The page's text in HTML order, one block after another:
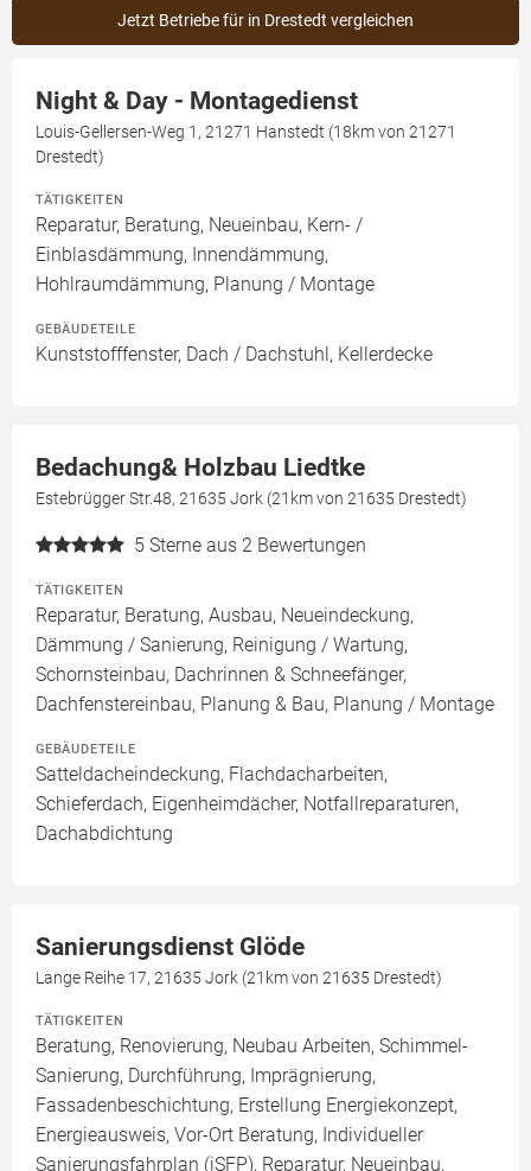
Jetzt Betriebe für in Drestedt vergleichen
Night & Day - Montagedienst
Louis-Gellersen-Weg 1, 21271 Hanstedt (18km von 21271
Drestedt)
TÄTIGKEITEN
Reparatur, Beratung, Neueinbau, Kern- /
Einblasdämmung, Innendämmung,
Hohlraumdämmung, Planung / Montage
GEBÄUDETEILE
Kunststofffenster, Dach / Dachstuhl, Kellerdecke
Bedachung& Holzbau Liedtke
Estebrügger Str.48, 21635 Jork (21km von 21635 Drestedt)
5 Sterne aus 2 Bewertungen
TÄTIGKEITEN
Reparatur, Beratung, Ausbau, Neueindeckung,
Dämmung / Sanierung, Reinigung / Wartung,
Schornsteinbau, Dachrinnen & Schneefänger,
Dachfenstereinbau, Planung & Bau, Planung / Montage
GEBÄUDETEILE
Satteldacheindeckung, Flachdacharbeiten,
Schieferdach, Eigenheimdächer, Notfallreparaturen,
Dachabdichtung
Sanierungsdienst Glöde
Lange Reihe 17, 21635 Jork (21km von 21635 Drestedt)
TÄTIGKEITEN
Beratung, Renovierung, Neubau Arbeiten, Schimmel-
Sanierung, Durchführung, Imprägnierung,
Fassadenbeschichtung, Erstellung Energiekonzept,
Energieausweis, Vor-Ort Beratung, Individueller
Sanierungsfahrplan (iSFP), Reparatur, Neueinbau,